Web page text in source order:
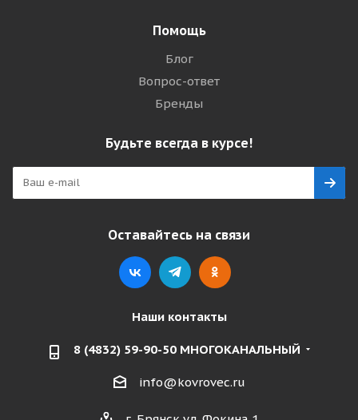
Помощь
Блог
Вопрос-ответ
Бренды
Будьте всегда в курсе!
Оставайтесь на связи
Наши контакты
8 (4832) 59-90-50 МНОГОКАНАЛЬНЫЙ
info@kovrovec.ru